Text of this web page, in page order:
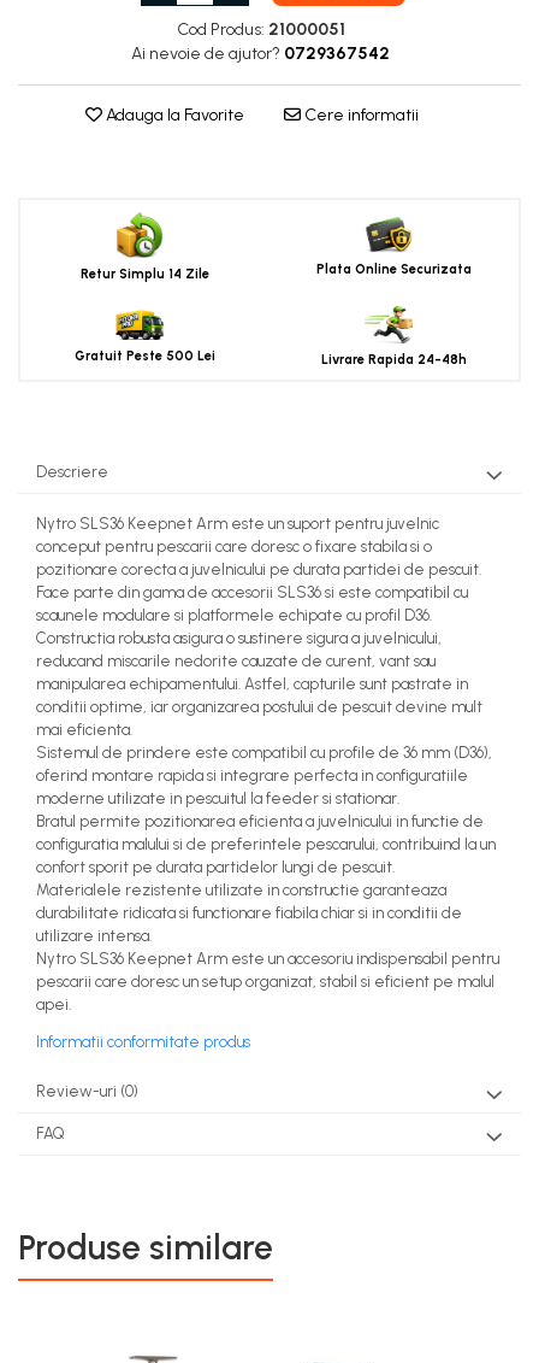
Cod Produs: 21000051
Ai nevoie de ajutor? 0729367542
Adauga la Favorite Cere informatii
Retur Simplu 14 Zile Plata Online Securizata
Gratuit Peste 500 Lei Livrare Rapida 24-48h
Descriere
Nytro SLS36 Keepnet Arm este un suport pentru juvelnic
conceput pentru pescarii care doresc o fixare stabila si o
pozitionare corecta a juvelnicului pe durata partidei de pescuit.
Face parte din gama de accesorii SLS36 si este compatibil cu
scaunele modulare si platformele echipate cu profil D36.
Constructia robusta asigura o sustinere sigura a juvelnicului,
reducand miscarile nedorite cauzate de curent, vant sau
manipularea echipamentului. Astfel, capturile sunt pastrate in
conditii optime, iar organizarea postului de pescuit devine mult
mai eficienta.
Sistemul de prindere este compatibil cu profile de 36 mm (D36),
oferind montare rapida si integrare perfecta in configuratiile
moderne utilizate in pescuitul la feeder si stationar.
Bratul permite pozitionarea eficienta a juvelnicului in functie de
configuratia malului si de preferintele pescarului, contribuind la un
confort sporit pe durata partidelor lungi de pescuit.
Materialele rezistente utilizate in constructie garanteaza
durabilitate ridicata si functionare fiabila chiar si in conditii de
utilizare intensa.
Nytro SLS36 Keepnet Arm este un accesoriu indispensabil pentru
pescarii care doresc un setup organizat, stabil si eficient pe malul
apei.
Informatii conformitate produs
Review-uri (0)
FAQ
Produse similare